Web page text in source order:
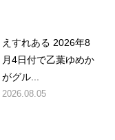
えすれある 2026年8
月4日付で乙葉ゆめか
がグル...
2026.08.05